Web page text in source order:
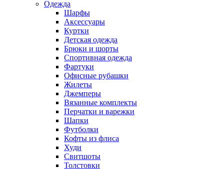
Одежда
Шарфы
Аксессуары
Куртки
Детская одежда
Брюки и шорты
Спортивная одежда
Фартуки
Офисные рубашки
Жилеты
Джемперы
Вязанные комплекты
Перчатки и варежки
Шапки
Футболки
Кофты из флиса
Худи
Свитшоты
Толстовки